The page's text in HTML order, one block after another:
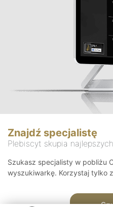
Znajdź specjalistę
Plebiscyt skupia
Szukasz specjalisty w pobliżu
wyszukiwarkę. Korzystaj tylko